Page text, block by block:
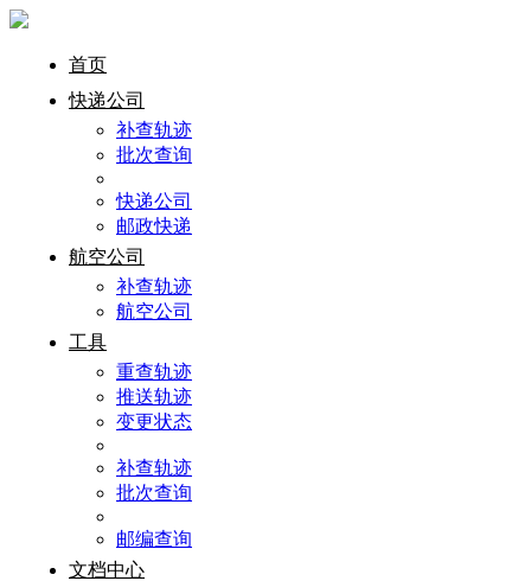
首页
快递公司
补查轨迹
批次查询
快递公司
邮政快递
航空公司
补查轨迹
航空公司
工具
重查轨迹
推送轨迹
变更状态
补查轨迹
批次查询
邮编查询
文档中心